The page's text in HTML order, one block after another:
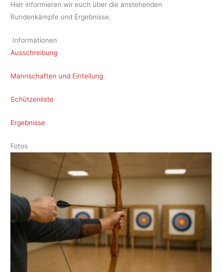
Hier informieren wir euch über die anstehenden
Rundenkämpfe und Ergebnisse.
Informationen
Ausschreibung
Mannschaften und Einteilung
Schützenliste
Ergebnisse
Fotos